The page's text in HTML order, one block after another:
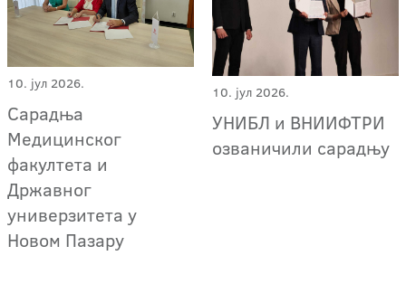
10. јул 2026.
Сарадња
Медицинског
факултета и
Државног
универзитета у
Новом Пазару
10. јул 2026.
УНИБЛ и ВНИИФТРИ
озваничили сарадњу